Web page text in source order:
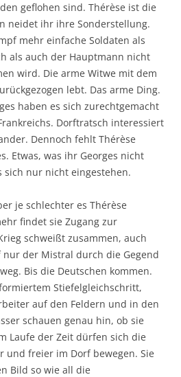
geflohen sind. Thérèse ist die
neidet ihr ihre Sonderstellung.
mehr einfache Soldaten als
als auch der Hauptmann nicht
wird. Die arme Witwe mit dem
lebt. Das arme Ding.
haben es sich zurechtgemacht
Dorftratsch interessiert
Dennoch fehlt Thérèse
Etwas, was ihr Georges nicht
sich nur nicht eingestehen.
je schlechter es Thérèse
findet sie Zugang zur
schweißt zusammen, auch
der Mistral durch die Gegend
Bis die Deutschen kommen.
Stiefelgleichschritt,
auf den Feldern und in den
schauen genau hin, ob sie
Laufe der Zeit dürfen sich die
und freier im Dorf bewegen. Sie
Bild so wie all die